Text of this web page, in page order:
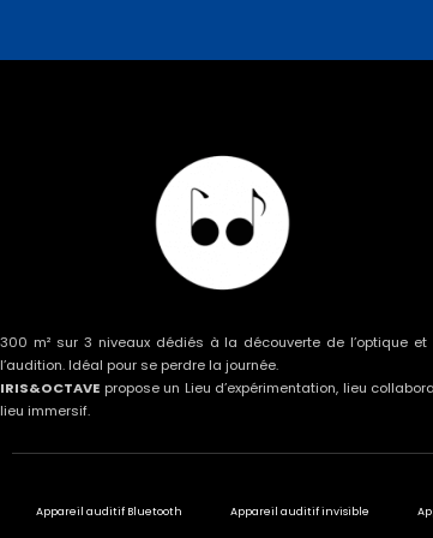
300 m² sur 3 niveaux dédiés à la découverte de l’optique et
l’audition. Idéal pour se perdre la journée.
IRIS&OCTAVE propose un Lieu d’expérimentation, lieu
lieu immersif.
Appareil auditif Bluetooth Appareil auditif invisible